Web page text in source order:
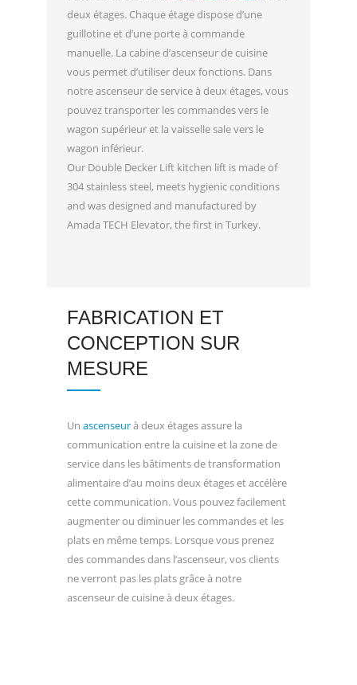
deux étages. Chaque étage dispose d’une
guillotine et d’une porte à commande
manuelle. La cabine d’ascenseur de cuisine
vous permet d’utiliser deux fonctions. Dans
notre ascenseur de service à deux étages, vous
pouvez transporter les commandes vers le
wagon supérieur et la vaisselle sale vers le
wagon inférieur.
Our Double Decker Lift kitchen lift is made of
304 stainless steel, meets hygienic conditions
and was designed and manufactured by
Amada TECH Elevator, the first in Turkey.
FABRICATION ET
CONCEPTION SUR
MESURE
Un ascenseurà deux étages assure la
communication entre la cuisine et la zone de
service dans les bâtiments de transformation
alimentaire d’au moins deux étages et accélère
cette communication. Vous pouvez facilement
augmenter ou diminuer les commandes et les
plats en même temps. Lorsque vous prenez
des commandes dans l’ascenseur, vos clients
ne verront pas les plats grâce à notre
ascenseur de cuisine à deux étages.